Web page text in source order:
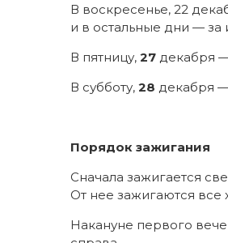
В воскресенье, 22
и в остальные дни —
В пятницу, 27 декабря
В субботу, 28 декабря
Порядок зажигания
Сначала зажигается
От нее зажигаются все
Накануне первого